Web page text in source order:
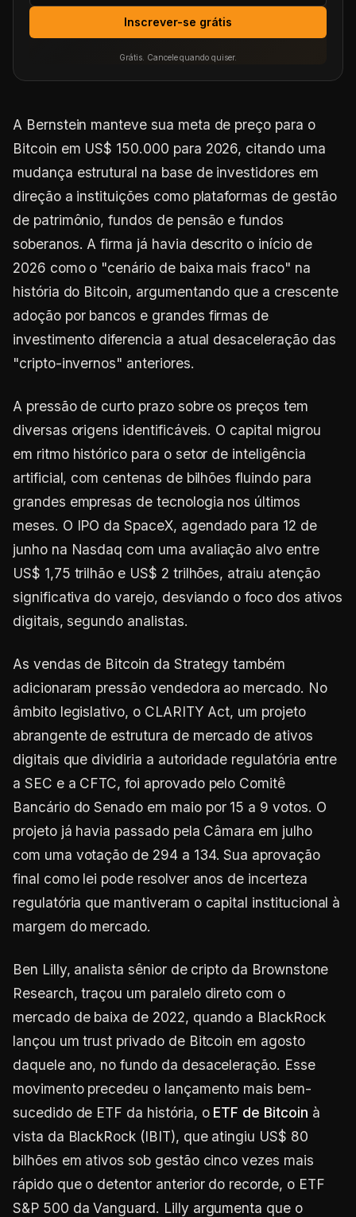
Inscrever-se grátis
Grátis. Cancele quando quiser.
A Bernstein manteve sua meta de preço para o
Bitcoin em US$ 150.000 para 2026, citando uma
mudança estrutural na base de investidores em
direção a instituições como plataformas de gestão
de patrimônio, fundos de pensão e fundos
soberanos. A firma já havia descrito o início de
2026 como o "cenário de baixa mais fraco" na
história do Bitcoin, argumentando que a crescente
adoção por bancos e grandes firmas de
investimento diferencia a atual desaceleração das
"cripto-invernos" anteriores.
A pressão de curto prazo sobre os preços tem
diversas origens identificáveis. O capital migrou
em ritmo histórico para o setor de inteligência
artificial, com centenas de bilhões fluindo para
grandes empresas de tecnologia nos últimos
meses. O IPO da SpaceX, agendado para 12 de
junho na Nasdaq com uma avaliação alvo entre
US$ 1,75 trilhão e US$ 2 trilhões, atraiu atenção
significativa do varejo, desviando o foco dos ativos
digitais, segundo analistas.
As vendas de Bitcoin da Strategy também
adicionaram pressão vendedora ao mercado. No
âmbito legislativo, o CLARITY Act, um projeto
abrangente de estrutura de mercado de ativos
digitais que dividiria a autoridade regulatória entre
a SEC e a CFTC, foi aprovado pelo Comitê
Bancário do Senado em maio por 15 a 9 votos. O
projeto já havia passado pela Câmara em julho
com uma votação de 294 a 134. Sua aprovação
final como lei pode resolver anos de incerteza
regulatória que mantiveram o capital institucional à
margem do mercado.
Ben Lilly, analista sênior de cripto da Brownstone
Research, traçou um paralelo direto com o
mercado de baixa de 2022, quando a BlackRock
lançou um trust privado de Bitcoin em agosto
daquele ano, no fundo da desaceleração. Esse
movimento precedeu o lançamento mais bem-
sucedido de ETF da história, o ETF de Bitcoin à
vista da BlackRock (IBIT), que atingiu US$ 80
bilhões em ativos sob gestão cinco vezes mais
rápido que o detentor anterior do recorde, o ETF
S&P 500 da Vanguard. Lilly argumenta que o